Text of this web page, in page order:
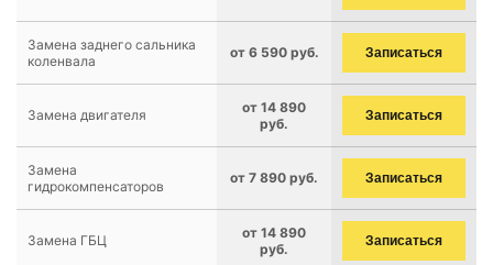
Замена заднего сальника
коленвала
от 6 590 руб. Записаться
Замена двигателя
от 14 890
руб.
Записаться
Замена
гидрокомпенсаторов
от 7 890 руб. Записаться
Замена ГБЦ
от 14 890
руб.
Записаться